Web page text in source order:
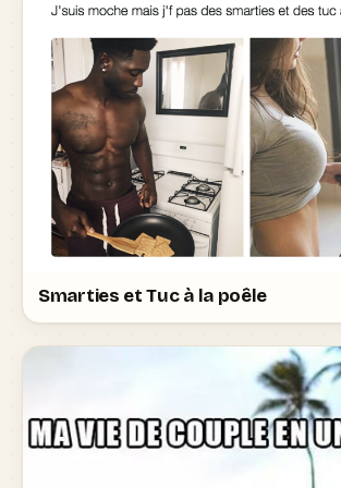
Smarties et Tuc à la poêle